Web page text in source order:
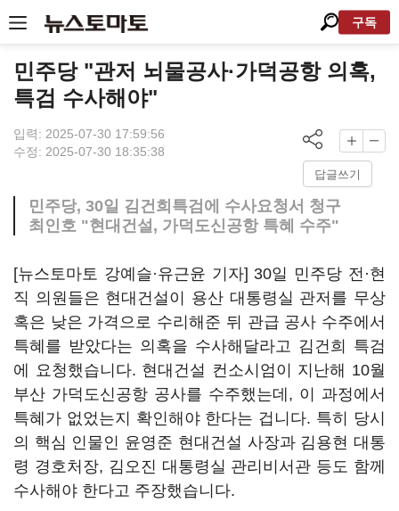
구독
민주당 "관저 뇌물공사·가덕공항 의혹,
특검 수사해야"
입력: 2025-07-30 17:59:56
수정: 2025-07-30 18:35:38
답글쓰기
민주당, 30일 김건희특검에 수사요청서 청구
최인호 "현대건설, 가덕도신공항 특혜 수주"
[뉴스토마토 강예슬·유근윤 기자] 30일 민주당 전·현
직 의원들은 현대건설이 용산 대통령실 관저를 무상
혹은 낮은 가격으로 수리해준 뒤 관급 공사 수주에서
특혜를 받았다는 의혹을 수사해달라고 김건희 특검
에 요청했습니다. 현대건설 컨소시엄이 지난해 10월
부산 가덕도신공항 공사를 수주했는데, 이 과정에서
특혜가 없었는지 확인해야 한다는 겁니다. 특히 당시
의 핵심 인물인 윤영준 현대건설 사장과 김용현 대통
령 경호처장, 김오진 대통령실 관리비서관 등도 함께
수사해야 한다고 주장했습니다.